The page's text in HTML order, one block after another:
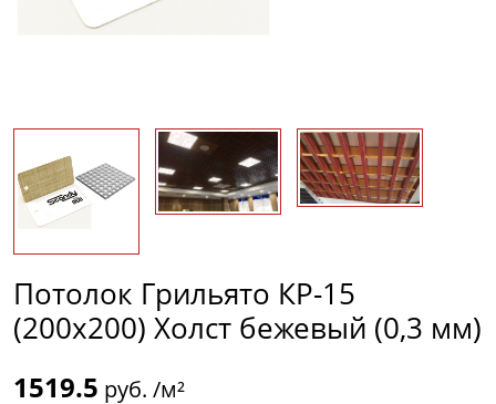
Потолок Грильято КР-15
(200х200) Холст бежевый (0,3 мм)
1519.5 руб. /м²